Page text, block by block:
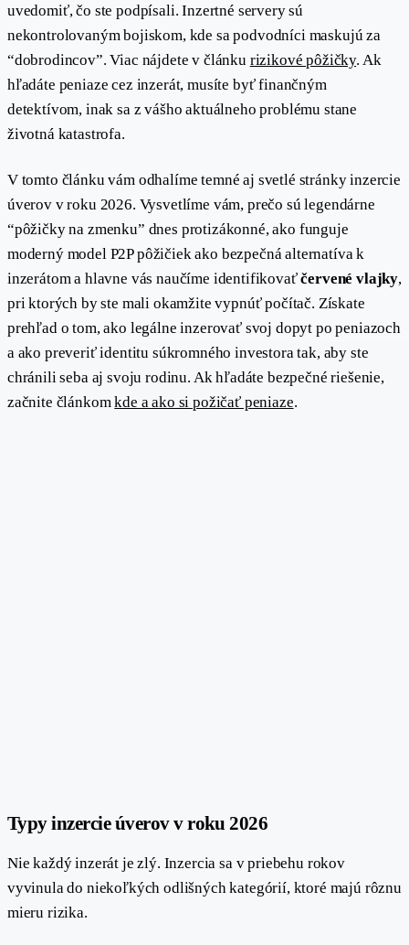
uvedomiť, čo ste podpísali. Inzertné servery sú
nekontrolovaným bojiskom, kde sa podvodníci maskujú za
“dobrodincov”. Viac nájdete v článku rizikové pôžičky. Ak
hľadáte peniaze cez inzerát, musíte byť finančným
detektívom, inak sa z vášho aktuálneho problému stane
životná katastrofa.
V tomto článku vám odhalíme temné aj svetlé stránky inzercie
úverov v roku 2026. Vysvetlíme vám, prečo sú legendárne
“pôžičky na zmenku” dnes protizákonné, ako funguje
moderný model P2P pôžičiek ako bezpečná alternatíva k
inzerátom a hlavne vás naučíme identifikovaťčervené vlajky,
pri ktorých by ste mali okamžite vypnúť počítač. Získate
prehľad o tom, ako legálne inzerovať svoj dopyt po peniazoch
a ako preveriť identitu súkromného investora tak, aby ste
chránili seba aj svoju rodinu. Ak hľadáte bezpečné riešenie,
začnite článkomkde a ako si požičať peniaze.
Typy inzercie úverov v roku 2026
Nie každý inzerát je zlý. Inzercia sa v priebehu rokov
vyvinula do niekoľkých odlišných kategórií, ktoré majú rôznu
mieru rizika.